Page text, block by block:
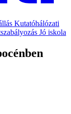
Kutatóhálózati
Jó iskola